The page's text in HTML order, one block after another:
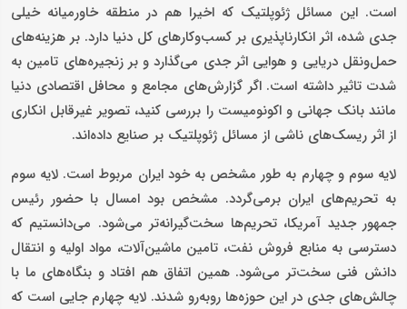
است. این مسائل ژئوپلتیک که اخیرا هم در منطقه خاورمیانه خیلی
جدی شده، اثر انکارناپذیری بر کسب‌وکارهای کل دنیا دارد. بر هزینه‌های
حمل‌ونقل دریایی و هوایی اثر جدی می‌گذارد و بر زنجیره‌های تامین به
شدت تاثیر داشته است. اگر گزارش‌های مجامع و محافل اقتصادی دنیا
مانند بانک جهانی و اکونومیست را بررسی کنید، تصویر غیرقابل انکاری
از اثر ریسک‌های ناشی از مسائل ژئوپلتیک بر صنایع داده‌اند.
لایه سوم و چهارم به طور مشخص به خود ایران مربوط است. لایه سوم
به تحریم‌های ایران برمی‌گردد. مشخص بود امسال با حضور رئیس
جمهور جدید آمریکا، تحریم‌ها سخت‌گیرانه‌تر می‌شود. می‌دانستیم که
دسترسی به منابع فروش نفت، تامین ماشین‌آلات، مواد اولیه و انتقال
دانش فنی سخت‌تر می‌شود. همین اتفاق هم افتاد و بنگاه‌های ما با
چالش‌های جدی در این حوزه‌ها روبه‌رو شدند. لایه چهارم جایی است که